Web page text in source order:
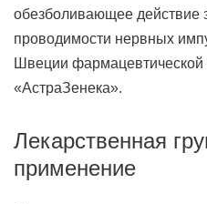
обезболивающее действие
проводимости нервных
Швеции фармацевтической
«АстраЗенека».
Лекарственная
применение